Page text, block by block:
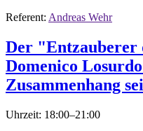
Referent: Andreas Wehr
Der "Entzauberer
Domenico
Zusammenhang
Uhrzeit: 18:00–21:00